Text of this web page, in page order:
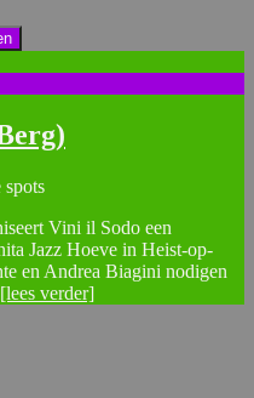
Vini il Sodo een
Jazz Hoeve in Heist-op-
en Andrea Biagini nodigen
[lees verder]